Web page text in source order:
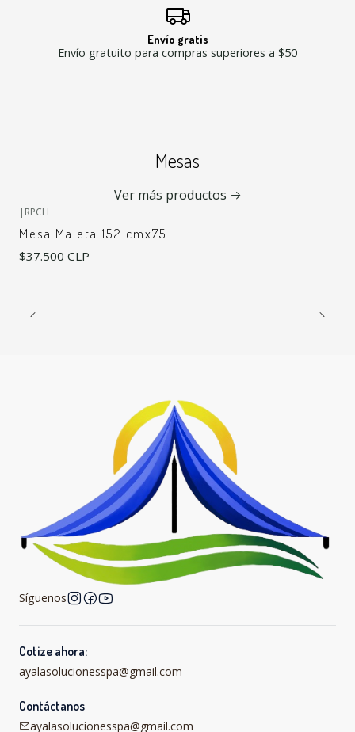
Envío gratis
Envío gratuito para compras superiores a $50
Mesas
Ver más productos
| RPCH
Mesa Maleta 152 cmx75
$37.500 CLP
Síguenos
Cotize ahora:
ayalasolucionesspa@gmail.com
Contáctanos
ayalasolucionesspa@gmail.com